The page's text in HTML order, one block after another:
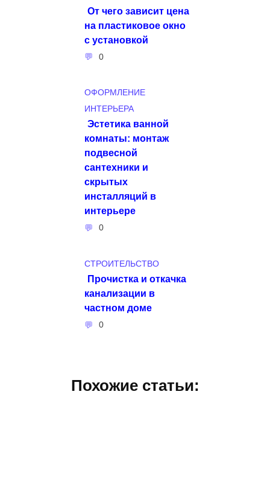
От чего зависит цена
на пластиковое окно
с установкой
0
ОФОРМЛЕНИЕ
ИНТЕРЬЕРА
Эстетика ванной
комнаты: монтаж
подвесной
сантехники и
скрытых
инсталляций в
интерьере
0
СТРОИТЕЛЬСТВО
Прочистка и откачка
канализации в
частном доме
0
Похожие статьи: